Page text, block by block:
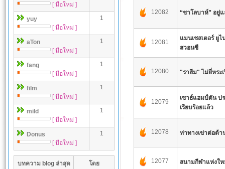
[ มือใหม่ ]
yuy
[ มือใหม่ ]
1
aTon
[ มือใหม่ ]
1
fang
[ มือใหม่ ]
1
film
[ มือใหม่ ]
1
mild
[ มือใหม่ ]
1
Donus
[ มือใหม่ ]
1
บทความ blog ล่าสุด โดย
12082 “ชาโลบาห์” อยู่
12081
แมนเชสเตอร์ ยู
สวอนซี
12080 "ราฮีม" ไม่ยี่หระ
12079
เซาธ์แฮมป์ตัน ป
เรียบร้อยแล้ว
12078 ท่าทางเข่าต่อต้า
12077 สนามกีฬาแห่งให